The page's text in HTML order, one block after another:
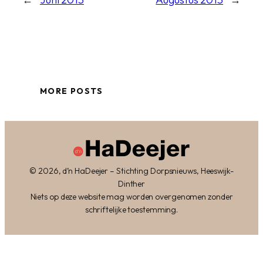
MORE POSTS
© 2026, d’n HaDeejer – Stichting Dorpsnieuws, Heeswijk-
Dinther
Niets op deze website mag worden overgenomen zonder
schriftelijke toestemming.